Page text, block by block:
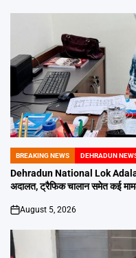
POSTED
IN
BREAKING NEWS DEHRADUN
Dehradun National Lok Adalat
अदालत, ट्रैफिक चालान समेत कई
on
August 5, 2026